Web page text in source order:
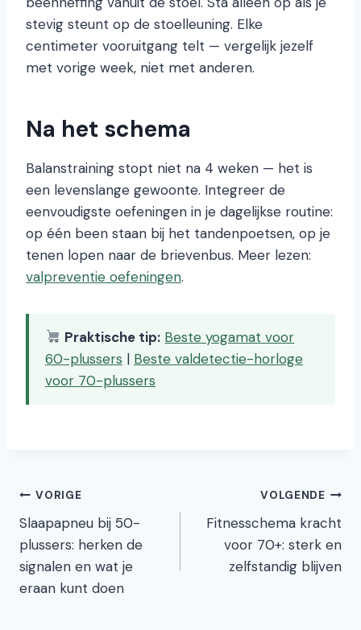
stevig steunt op de stoelleuning. Elke
centimeter vooruitgang telt — vergelijk jezelf
met vorige week, niet met anderen.
Na het schema
Balanstraining stopt niet na 4 weken — het is
een levenslange gewoonte. Integreer de
eenvoudigste oefeningen in je dagelijkse routine:
op één been staan bij het tandenpoetsen, op je
tenen lopen naar de brievenbus. Meer lezen:
valpreventie oefeningen.
Praktische tip: Beste yogamat voor
60-plussers | Beste valdetectie-horloge
voor 70-plussers
Bericht
navigatie
VORIGE
Slaapapneu bij 50-
plussers: herken de
signalen en wat je
eraan kunt doen
VOLGENDE
Fitnesschema kracht
voor 70+: sterk en
zelfstandig blijven